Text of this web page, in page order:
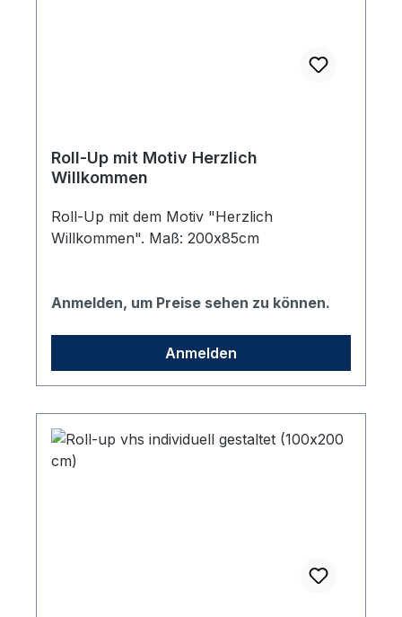
Roll-Up mit Motiv Herzlich
Willkommen
Roll-Up mit dem Motiv "Herzlich
Willkommen". Maß: 200x85cm
Anmelden, um Preise sehen zu können.
Anmelden